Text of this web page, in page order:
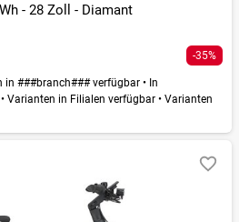
- 28 Zoll - Diamant
-35%
in ###branch### verfügbar • In
• Varianten in Filialen verfügbar • Varianten